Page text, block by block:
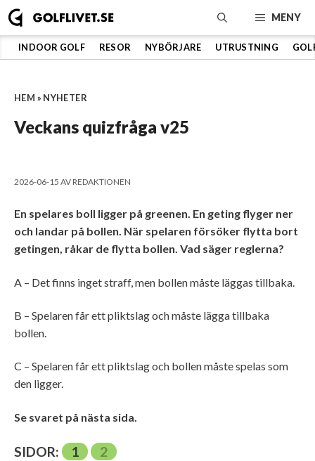
Hoppa
till
innehåll
MENY
INDOOR GOLF RESOR NYBÖRJARE UTRUSTNING
HEM » NYHETER
Veckans quizfråga v25
2026-06-15 AVREDAKTIONEN
En spelares boll ligger på greenen. En geting flyger ner
och landar på bollen. När spelaren försöker flytta bort
getingen, råkar de flytta bollen. Vad säger reglerna?
A – Det finns inget straff, men bollen måste läggas tillbaka.
B – Spelaren får ett pliktslag och måste lägga tillbaka
bollen.
C – Spelaren får ett pliktslag och bollen måste spelas som
den ligger.
Se svaret på nästa sida.
SIDOR: 1 2